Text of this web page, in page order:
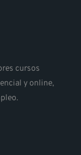
cursos
y online,